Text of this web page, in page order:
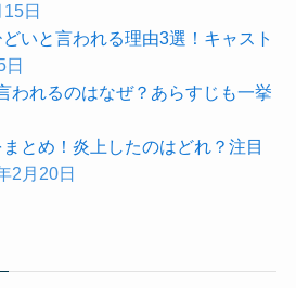
日
いと言われる理由3選！キャスト
日
われるのはなぜ？あらすじも一挙
とめ！炎上したのはどれ？注目
2月20日